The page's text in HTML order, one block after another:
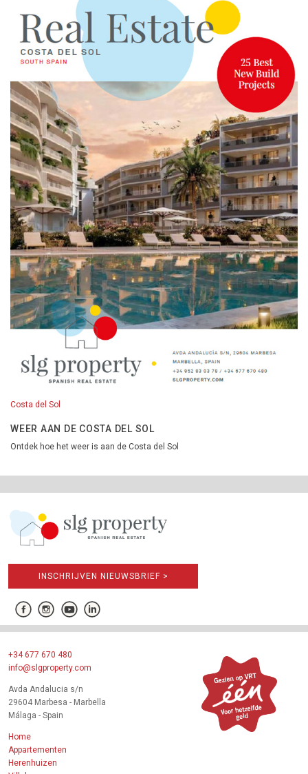
Costa del Sol
WEER AAN DE COSTA DEL SOL
Ontdek hoe het weer is aan de Costa del Sol
INSCHRIJVEN NIEUWSBRIEF >
+34 677 670 480
info@slgproperty.com
Avda Andalucia s/n
29604 Marbesa - Marbella
Málaga - Spain
Home
Appartementen
Herenhuizen